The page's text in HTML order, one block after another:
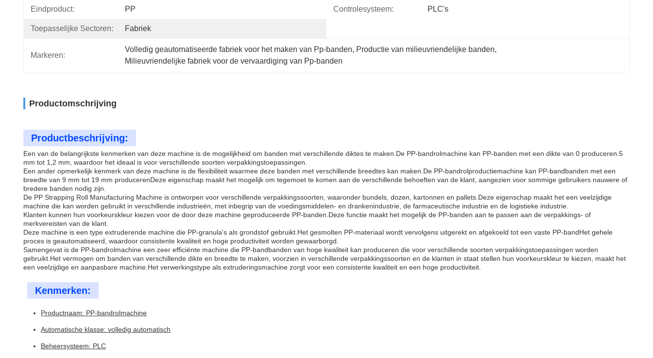
Eindproduct: PP Controlesysteem: PLC's
Toepasselijke Sectoren: Fabriek
Markeren:
Volledig geautomatiseerde fabriek voor het maken van Pp-banden, Productie van milieuvriendelijke banden,
Milieuvriendelijke fabriek voor de vervaardiging van Pp-banden
Productomschrijving
Productbeschrijving:
Een van de belangrijkste kenmerken van deze machine is de mogelijkheid om banden met verschillende diktes te maken.De PP-bandrolmachine kan PP-banden met een dikte van 0 produceren.5
mm tot 1,2 mm, waardoor het ideaal is voor verschillende soorten verpakkingstoepassingen.
Een ander opmerkelijk kenmerk van deze machine is de flexibiliteit waarmee deze banden met verschillende breedtes kan maken.De PP-bandrolproductiemachine kan PP-bandbanden met een
breedte van 9 mm tot 19 mm producerenDeze eigenschap maakt het mogelijk om tegemoet te komen aan de verschillende behoeften van de klant, aangezien voor sommige gebruikers nauwere of
bredere banden nodig zijn.
De PP Strapping Roll Manufacturing Machine is ontworpen voor verschillende verpakkingssoorten, waaronder bundels, dozen, kartonnen en pallets.Deze eigenschap maakt het een veelzijdige
machine die kan worden gebruikt in verschillende industrieën, met inbegrip van de voedingsmiddelen- en drankenindustrie, de farmaceutische industrie en de logistieke industrie.
Klanten kunnen hun voorkeurskleur kiezen voor de door deze machine geproduceerde PP-banden.Deze functie maakt het mogelijk de PP-banden aan te passen aan de verpakkings- of
merkvereisten van de klant.
Deze machine is een type extruderende machine die PP-granula's als grondstof gebruikt.Het gesmolten PP-materiaal wordt vervolgens uitgerekt en afgekoeld tot een vaste PP-bandHet gehele
proces is geautomatiseerd, waardoor consistente kwaliteit en hoge productiviteit worden gewaarborgd.
Samengevat is de PP-bandrolmachine een zeer efficiënte machine die PP-bandbanden van hoge kwaliteit kan produceren die voor verschillende soorten verpakkingstoepassingen worden
gebruikt.Het vermogen om banden van verschillende dikte en breedte te maken, voorzien in verschillende verpakkingssoorten en de klanten in staat stellen hun voorkeurskleur te kiezen, maakt het
een veelzijdige en aanpasbare machine.Het verwerkingstype als extruderingsmachine zorgt voor een consistente kwaliteit en een hoge productiviteit.
Kenmerken:
Productnaam: PP-bandrolmachine
Automatische klasse: volledig automatisch
Beheersysteem: PLC